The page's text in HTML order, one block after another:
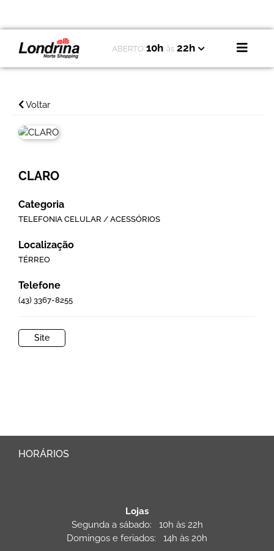
ABERTO 10h às 22h
Voltar
CLARO
Categoria
TELEFONIA CELULAR / ACESSÓRIOS
Localização
TÉRREO
Telefone
(43) 3367-8255
Site
HORÁRIOS
Lojas
Segunda a sábado: 10h às 22h
Domingos e feriados: 14h às 20h